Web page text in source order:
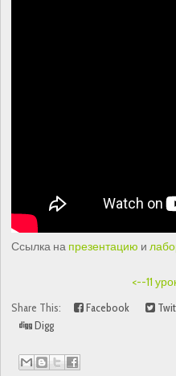
Ссылка на презентацию и
<--11
Share This:
Facebook
Digg